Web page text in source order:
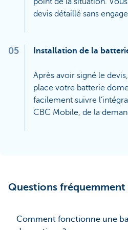
devis détaillé sans
05 Installation de la
Après avoir signé le
place votre batterie
facilement suivre
CBC Mobile, de la
Questions fréquemment
Comment fonctionne une